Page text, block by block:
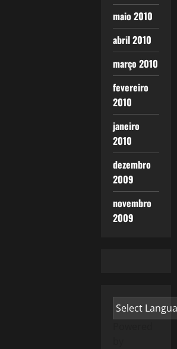
maio 2010
abril 2010
março 2010
fevereiro
2010
janeiro
2010
dezembro
2009
novembro
2009